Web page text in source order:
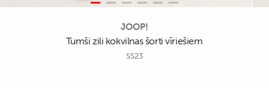
JOOP!
Tumši zili kokvilnas šorti vīriešiem
SS23